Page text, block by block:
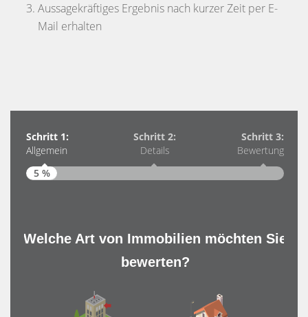
Aussagekräftiges Ergebnis nach kurzer Zeit per E-
Mail erhalten
Schritt 1:
Allgemein
Schritt 2:
Details
Schritt 3:
Bewertung
5 %
Welche Art von Immobilien möchten Sie
bewerten?